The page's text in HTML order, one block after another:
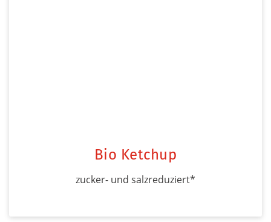
Bio Ketchup
zucker- und salzreduziert*